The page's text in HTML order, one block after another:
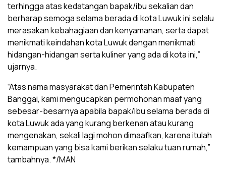
terhingga atas kedatangan bapak/ibu sekalian dan
berharap semoga selama berada di kota Luwuk ini selalu
merasakan kebahagiaan dan kenyamanan, serta dapat
menikmati keindahan kota Luwuk dengan menikmati
hidangan-hidangan serta kuliner yang ada di kota ini,”
ujarnya.
“Atas nama masyarakat dan Pemerintah Kabupaten
Banggai, kami mengucapkan permohonan maaf yang
sebesar-besarnya apabila bapak/ibu selama berada di
kota Luwuk ada yang kurang berkenan atau kurang
mengenakan, sekali lagi mohon dimaafkan, karena itulah
kemampuan yang bisa kami berikan selaku tuan rumah,”
tambahnya. */MAN